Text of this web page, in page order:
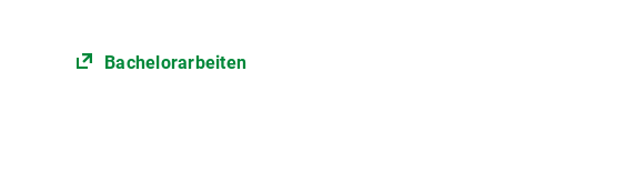
Bachelorarbeiten